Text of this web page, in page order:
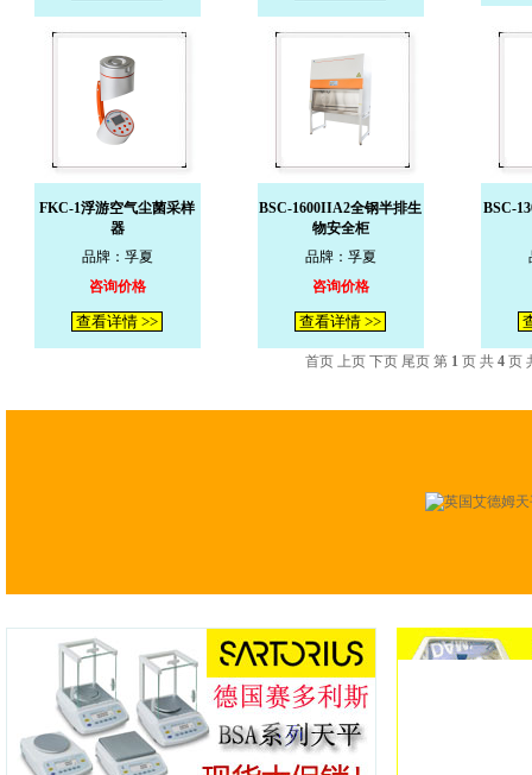
FKC-1浮游空气尘菌采样
器
品牌：孚夏
咨询价格
查看详情 >>
BSC-1600IIA2全钢半排生
物安全柜
品牌：孚夏
咨询价格
查看详情 >>
BSC-
首页 上页 下页 尾页第 1 页 共 4 页